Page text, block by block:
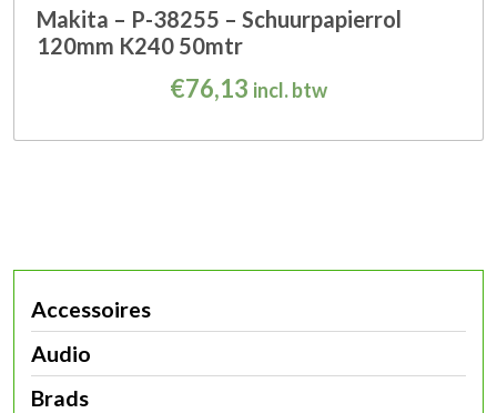
Makita – P-38255 – Schuurpapierrol
120mm K240 50mtr
€76,13 incl. btw
Accessoires
Audio
Brads